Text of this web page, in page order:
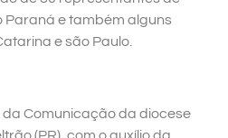
e também alguns
e são Paulo.
Comunicação da diocese
(PR), com o auxílio da